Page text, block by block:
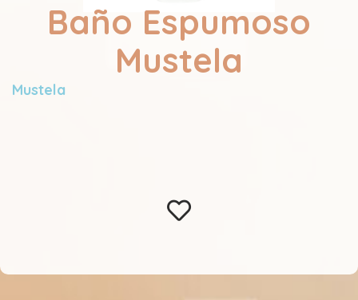
Baño Espumoso
Mustela
Mustela